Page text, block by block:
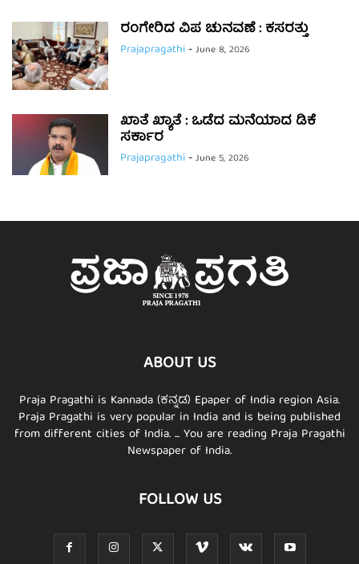
ರಂಗೇರಿದ ವಿಪ ಚುನವಣೆ : ಕಸರತ್ತು
Prajapragathi-June 8, 2026
ಖಾತೆ ಖ್ಯಾತೆ : ಒಡೆದ ಮನೆಯಾದ ಡಿಕೆ
ಸರ್ಕಾರ
Prajapragathi-June 5, 2026
ABOUT US
Praja Pragathi is Kannada (ಕನ್ನಡ) Epaper of India region Asia.
Praja Pragathi is very popular in India and is being published
from different cities of India. ... You are reading Praja Pragathi
Newspaper of India.
FOLLOW US